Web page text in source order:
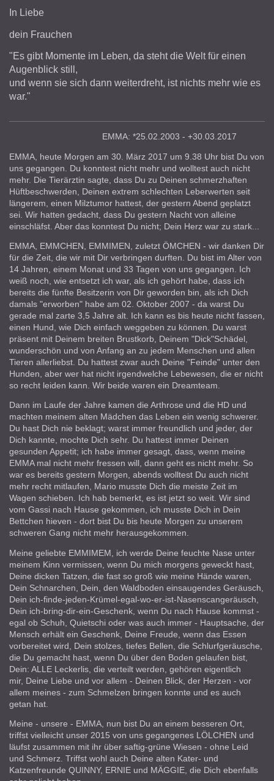
In Liebe
dein Frauchen
"Es gibt Momente im Leben, da steht die Welt für einen
Augenblick still,
und wenn sie sich dann weiterdreht, ist nichts mehr wie es
war."
EMMA: *25.02.2003 - +30.03.2017
EMMA, heute Morgen am 30. März 2017 um 9.38 Uhr bist Du von
uns gegangen. Du konntest nicht mehr und wolltest auch nicht
mehr. Die Tierärztin sagte, dass Du zu Deinen schmerzhaften
Hüftbeschwerden, Deinen extrem schlechten Leberwerten seit
längerem, einen Milztumor hattest, der gestern Abend geplatzt
sei. Wir hatten gedacht, dass Du gestern Nacht von alleine
einschläfst. Aber das konntest Du nicht; Dein Herz war zu stark...
EMMA, EMMCHEN, EMMIMEN, zuletzt ÖMCHEN - wir danken Dir
für die Zeit, die wir mit Dir verbringen durften. Du bist im Alter von
14 Jahren, einem Monat und 33 Tagen von uns gegangen. Ich
weiß noch, wie entsetzt ich war, als ich gehört habe, dass ich
bereits die fünfte Besitzerin von Dir geworden bin, als ich Dich
damals "erworben" habe am 02. Oktober 2007 - da warst Du
gerade mal zarte 3,5 Jahre alt. Ich kann es bis heute nicht fassen,
einen Hund, wie Dich einfach weggeben zu können. Du warst
präsent mit Deinem breiten Brustkorb, Deinem "Dick"Schädel,
wunderschön und von Anfang an zu jedem Menschen und allen
Tieren allerliebst. Du hattest zwar auch Deine "Feinde" unter den
Hunden, aber wer hat nicht irgendwelche Lebewesen, die er nicht
so recht leiden kann. Wir beide waren ein Dreamteam.
Dann im Laufe der Jahre kamen die Arthrose und die HD und
machten meinem alten Mädchen das Leben ein wenig schwerer.
Du hast Dich nie beklagt; warst immer freundlich und jeder, der
Dich kannte, mochte Dich sehr. Du hattest immer Deinen
gesunden Appetit; ich habe immer gesagt, dass, wenn meine
EMMA mal nicht mehr fressen will, dann geht es nicht mehr. So
war es bereits gestern Morgen, abends wolltest Du auch nicht
mehr recht mitlaufen, Mario musste Dich die meiste Zeit im
Wagen schieben. Ich hab bemerkt, es ist jetzt so weit. Wir sind
vom Gassi nach Hause gekommen, ich musste Dich in Dein
Bettchen hieven - dort bist Du bis heute Morgen zu unserem
schweren Gang nicht mehr herausgekommen.
Meine geliebte EMMIMEM, ich werde Deine feuchte Nase unter
meinem Kinn vermissen, wenn Du mich morgens geweckt hast,
Deine dicken Tatzen, die fast so groß wie meine Hände waren,
Dein Schnarchen, Dein, den Waldboden einsaugendes Geräusch,
Dein ich-finde-jeden-Krümel-egal-wo-er-ist-Nasenscangeräusch,
Dein ich-bring-dir-ein-Geschenk, wenn Du nach Hause kommst -
egal ob Schuh, Quietschi oder was auch immer - Hauptsache, der
Mensch erhält ein Geschenk, Deine Freude, wenn das Essen
vorbereitet wird, Dein stolzes, tiefes Bellen, die Schlurfgeräusche,
die Du gemacht hast, wenn Du über den Boden gelaufen bist,
Dein: ALLE Leckerlis, die verteilt werden, gehören eigentlich
mir, Deine Liebe und vor allem - Deinen Blick, der Herzen - vor
allem meines - zum Schmelzen bringen konnte und es auch
getan hat.
Meine - unsere - EMMA, nun bist Du an einem besseren Ort,
triffst vielleicht unser 2015 von uns gegangenes LÖLCHEN und
läufst zusammen mit ihr über saftig-grüne Wiesen - ohne Leid
und Schmerz. Triffst wohl auch Deine alten Kater- und
Katzenfreunde QUINNY, ERNIE und MÄGGIE, die Dich ebenfalls